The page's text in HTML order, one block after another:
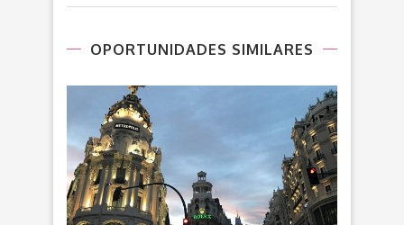
OPORTUNIDADES SIMILARES